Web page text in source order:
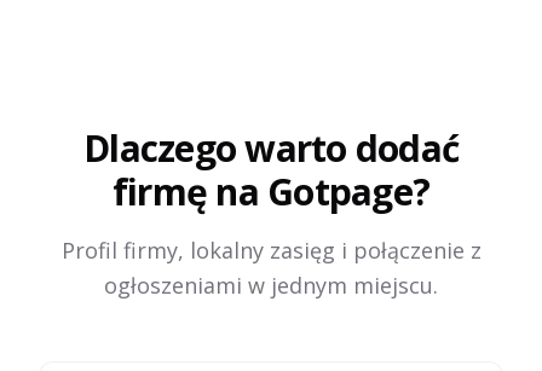
Dlaczego warto dodać
firmę na Gotpage?
Profil firmy, lokalny zasięg i połączenie z
ogłoszeniami w jednym miejscu.